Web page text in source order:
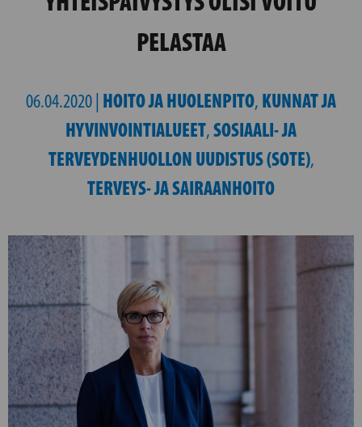
PELASTAA
06.04.2020 | HOITO JA HUOLENPITO, KUNNAT JA
HYVINVOINTIALUEET,SOSIAALI- JA
TERVEYDENHUOLLON UUDISTUS (SOTE),
TERVEYS- JA SAIRAANHOITO